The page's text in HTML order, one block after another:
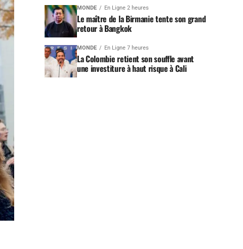
MONDE En Ligne 2 heures
Le maître de la Birmanie tente son grand
retour à Bangkok
MONDE En Ligne 7 heures
La Colombie retient son souffle avant
une investiture à haut risque à Cali